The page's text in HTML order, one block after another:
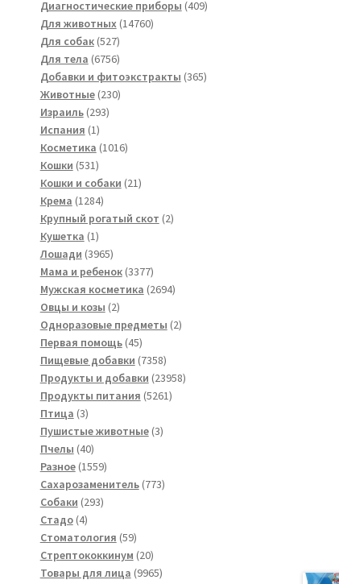
товара
Диагностические приборы 409409
Для животных 1476014760
Для собак 527527
товаров
Для тела 67566756
товаров
Добавки и фитоэкстракты 365365
Животные 230230
Израиль 293293
Испания 11
товар
Косметика 10161016
Кошки 531531
товар
Кошки и собаки 2121
Крема 12841284
товара
Крупный рогатый скот 22
Кушетка 11
товар
Лошади 39653965
товаров
Мама и ребенок 33773377
товаров
Мужская косметика 26942694
Овцы и козы 22
товара
Одноразовые предметы 22
Первая помощь 4545
товаров
Пищевые добавки 73587358
товаров
Продукты и добавки 2395823958
Продукты питания 52615261
Птица 33
товара
Пушистые животные 33
Пчелы 4040
товаров
Разное 15591559
товаров
Сахарозаменитель 773773
Собаки 293293
Стадо 44
товара
Стоматология 5959
товаров
Стрептококкинум 2020
товаров
Товары для лица 99659965